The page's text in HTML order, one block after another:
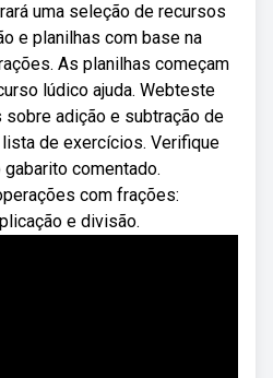
uma seleção de recursos
e planilhas com base na
As planilhas começam
lúdico ajuda. Webteste
adição e subtração de
de exercícios. Verifique
comentado.
com frações:
e divisão.